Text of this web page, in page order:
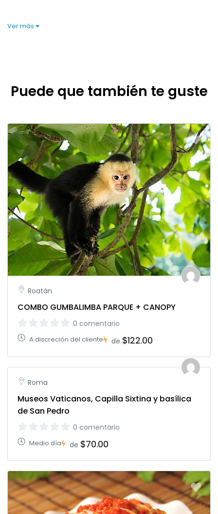
Ver más
Puede que también te guste
Roatán
COMBO GUMBALIMBA PARQUE + CANOPY
0 comentario
A discreción del cliente de $122.00
Roma
Museos Vaticanos, Capilla Sixtina y basílica
de San Pedro
0 comentario
Medio día de $70.00